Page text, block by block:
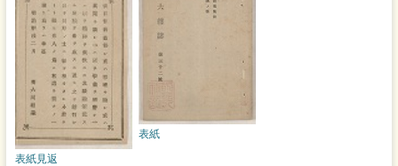
表紙
表紙見返